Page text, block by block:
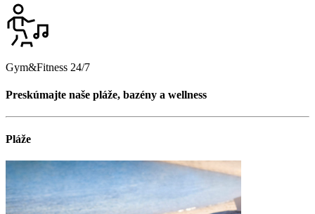
Gym&Fitness 24/7
Preskúmajte naše pláže, bazény a wellness
Pláže